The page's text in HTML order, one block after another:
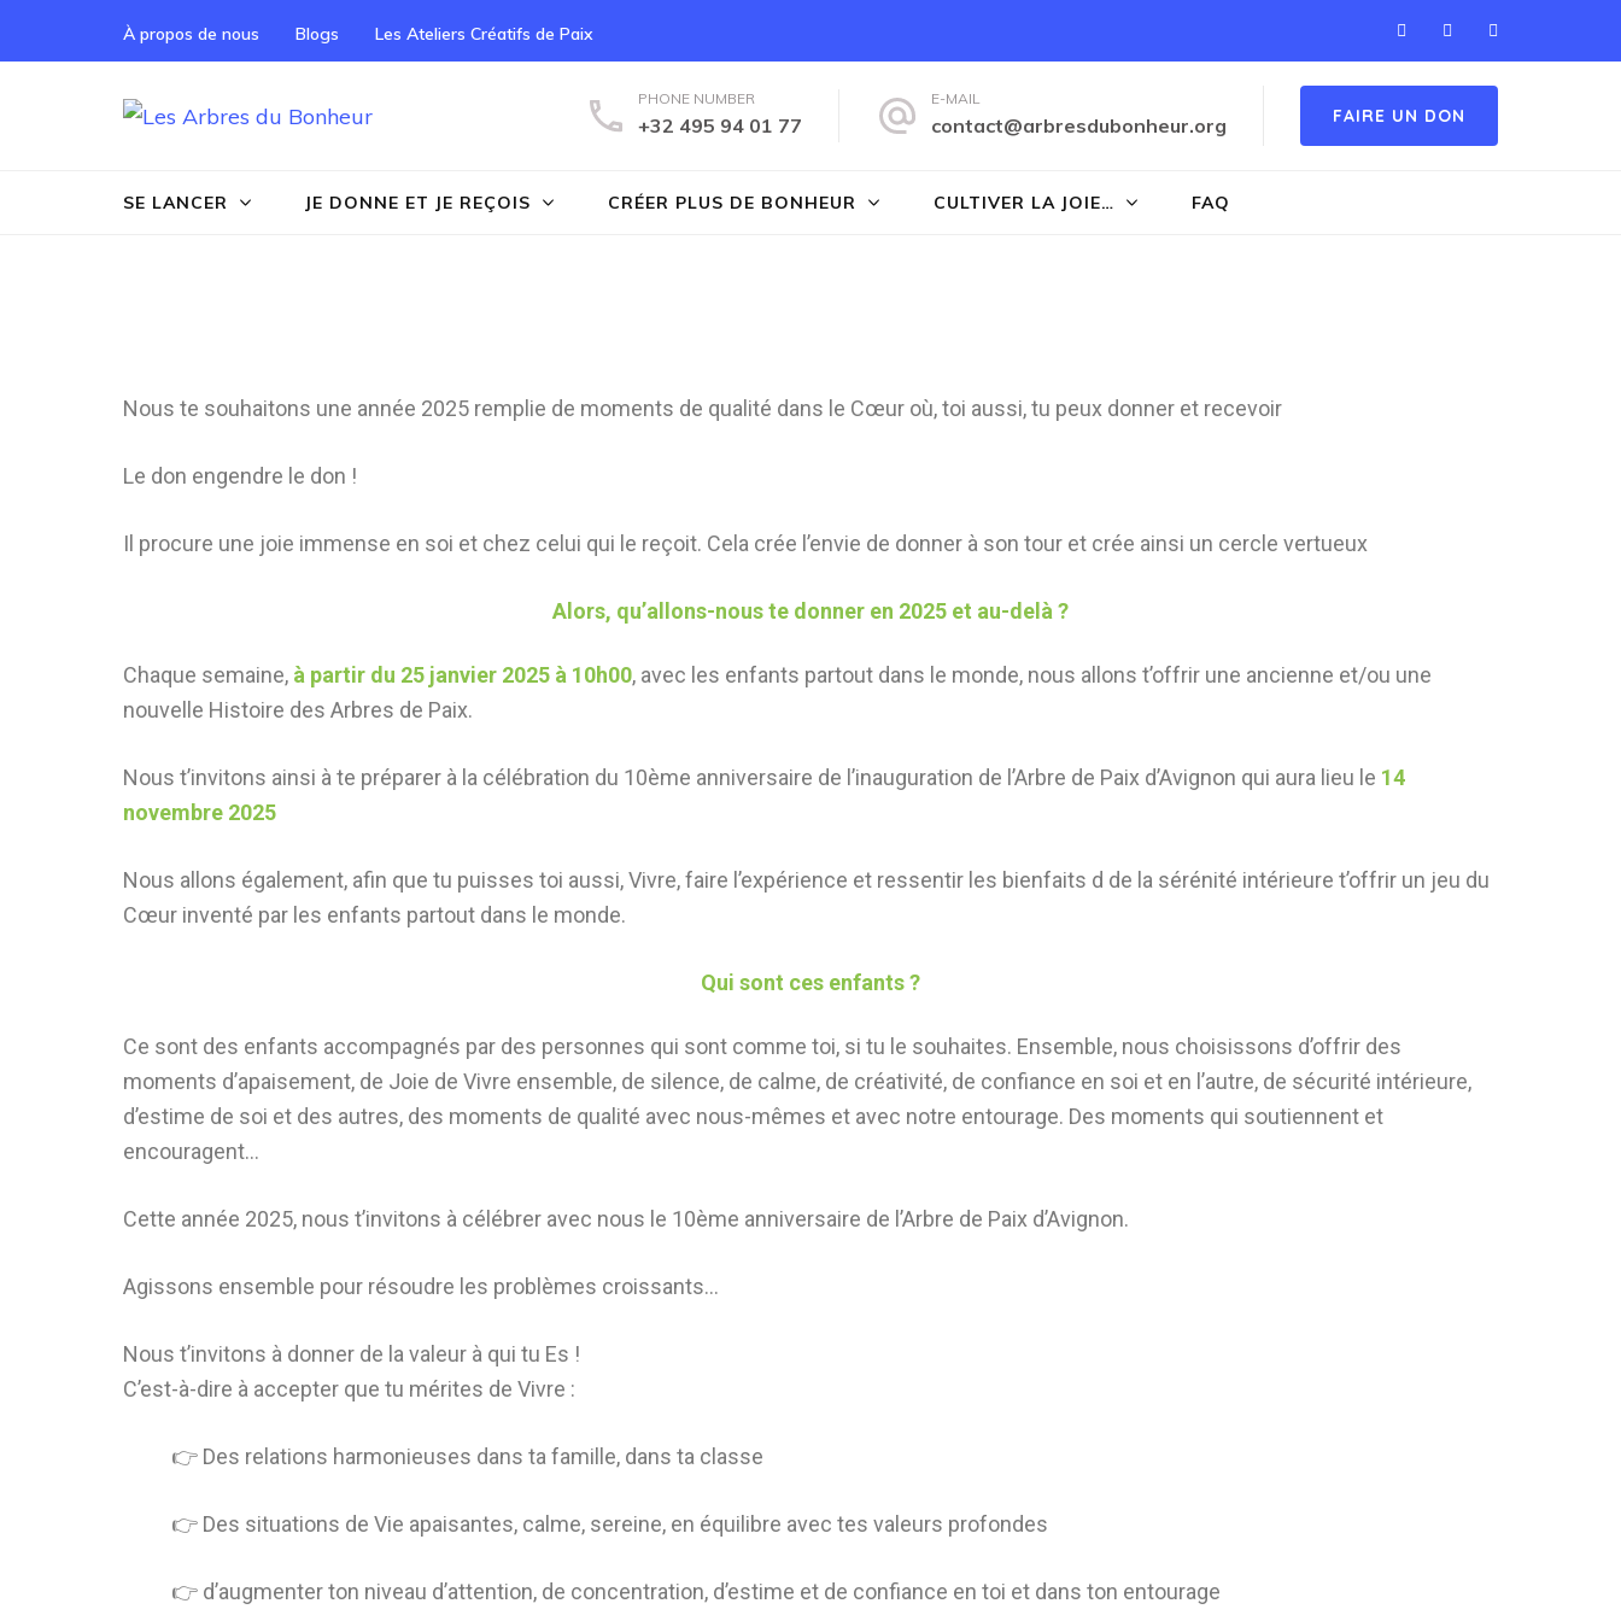
À propos de nous Blogs Les Ateliers Créatifs de Paix
Les Arbres du Bonheur
PHONE NUMBER
+32 495 94 01 77
E-MAIL
contact@arbresdubonheur.org FAIRE UN DON
SE LANCER JE DONNE ET JE REÇOIS CRÉER PLUS DE BONHEUR CULTIVER LA JOIE… FAQ
Nous te souhaitons une année 2025 remplie de moments de qualité dans le Cœur où, toi aussi, tu peux donner et recevoir
Le don engendre le don !
Il procure une joie immense en soi et chez celui qui le reçoit. Cela crée l’envie de donner à son tour et crée ainsi un cercle vertueux
Alors, qu’allons-nous te donner en 2025 et au-delà ?
Chaque semaine, à partir du 25 janvier 2025 à 10h00, avec les enfants partout dans le monde, nous allons t’offrir une ancienne et/ou une
nouvelle Histoire des Arbres de Paix.
Nous t’invitons ainsi à te préparer à la célébration du 10ème anniversaire de l’inauguration de l’Arbre de Paix d’Avignon qui aura lieu le 14
novembre 2025
Nous allons également, afin que tu puisses toi aussi, Vivre, faire l’expérience et ressentir les bienfaits d de la sérénité intérieure t’offrir un jeu du
Cœur inventé par les enfants partout dans le monde.
Qui sont ces enfants ?
Ce sont des enfants accompagnés par des personnes qui sont comme toi, si tu le souhaites. Ensemble, nous choisissons d’offrir des
moments d’apaisement, de Joie de Vivre ensemble, de silence, de calme, de créativité, de confiance en soi et en l’autre, de sécurité intérieure,
d’estime de soi et des autres, des moments de qualité avec nous-mêmes et avec notre entourage. Des moments qui soutiennent et
encouragent…
Cette année 2025, nous t’invitons à célébrer avec nous le 10ème anniversaire de l’Arbre de Paix d’Avignon.
Agissons ensemble pour résoudre les problèmes croissants…
Nous t’invitons à donner de la valeur à qui tu Es !
C’est-à-dire à accepter que tu mérites de Vivre :
👉 Des relations harmonieuses dans ta famille, dans ta classe
👉 Des situations de Vie apaisantes, calme, sereine, en équilibre avec tes valeurs profondes
👉 d’augmenter ton niveau d’attention, de concentration, d’estime et de confiance en toi et dans ton entourage